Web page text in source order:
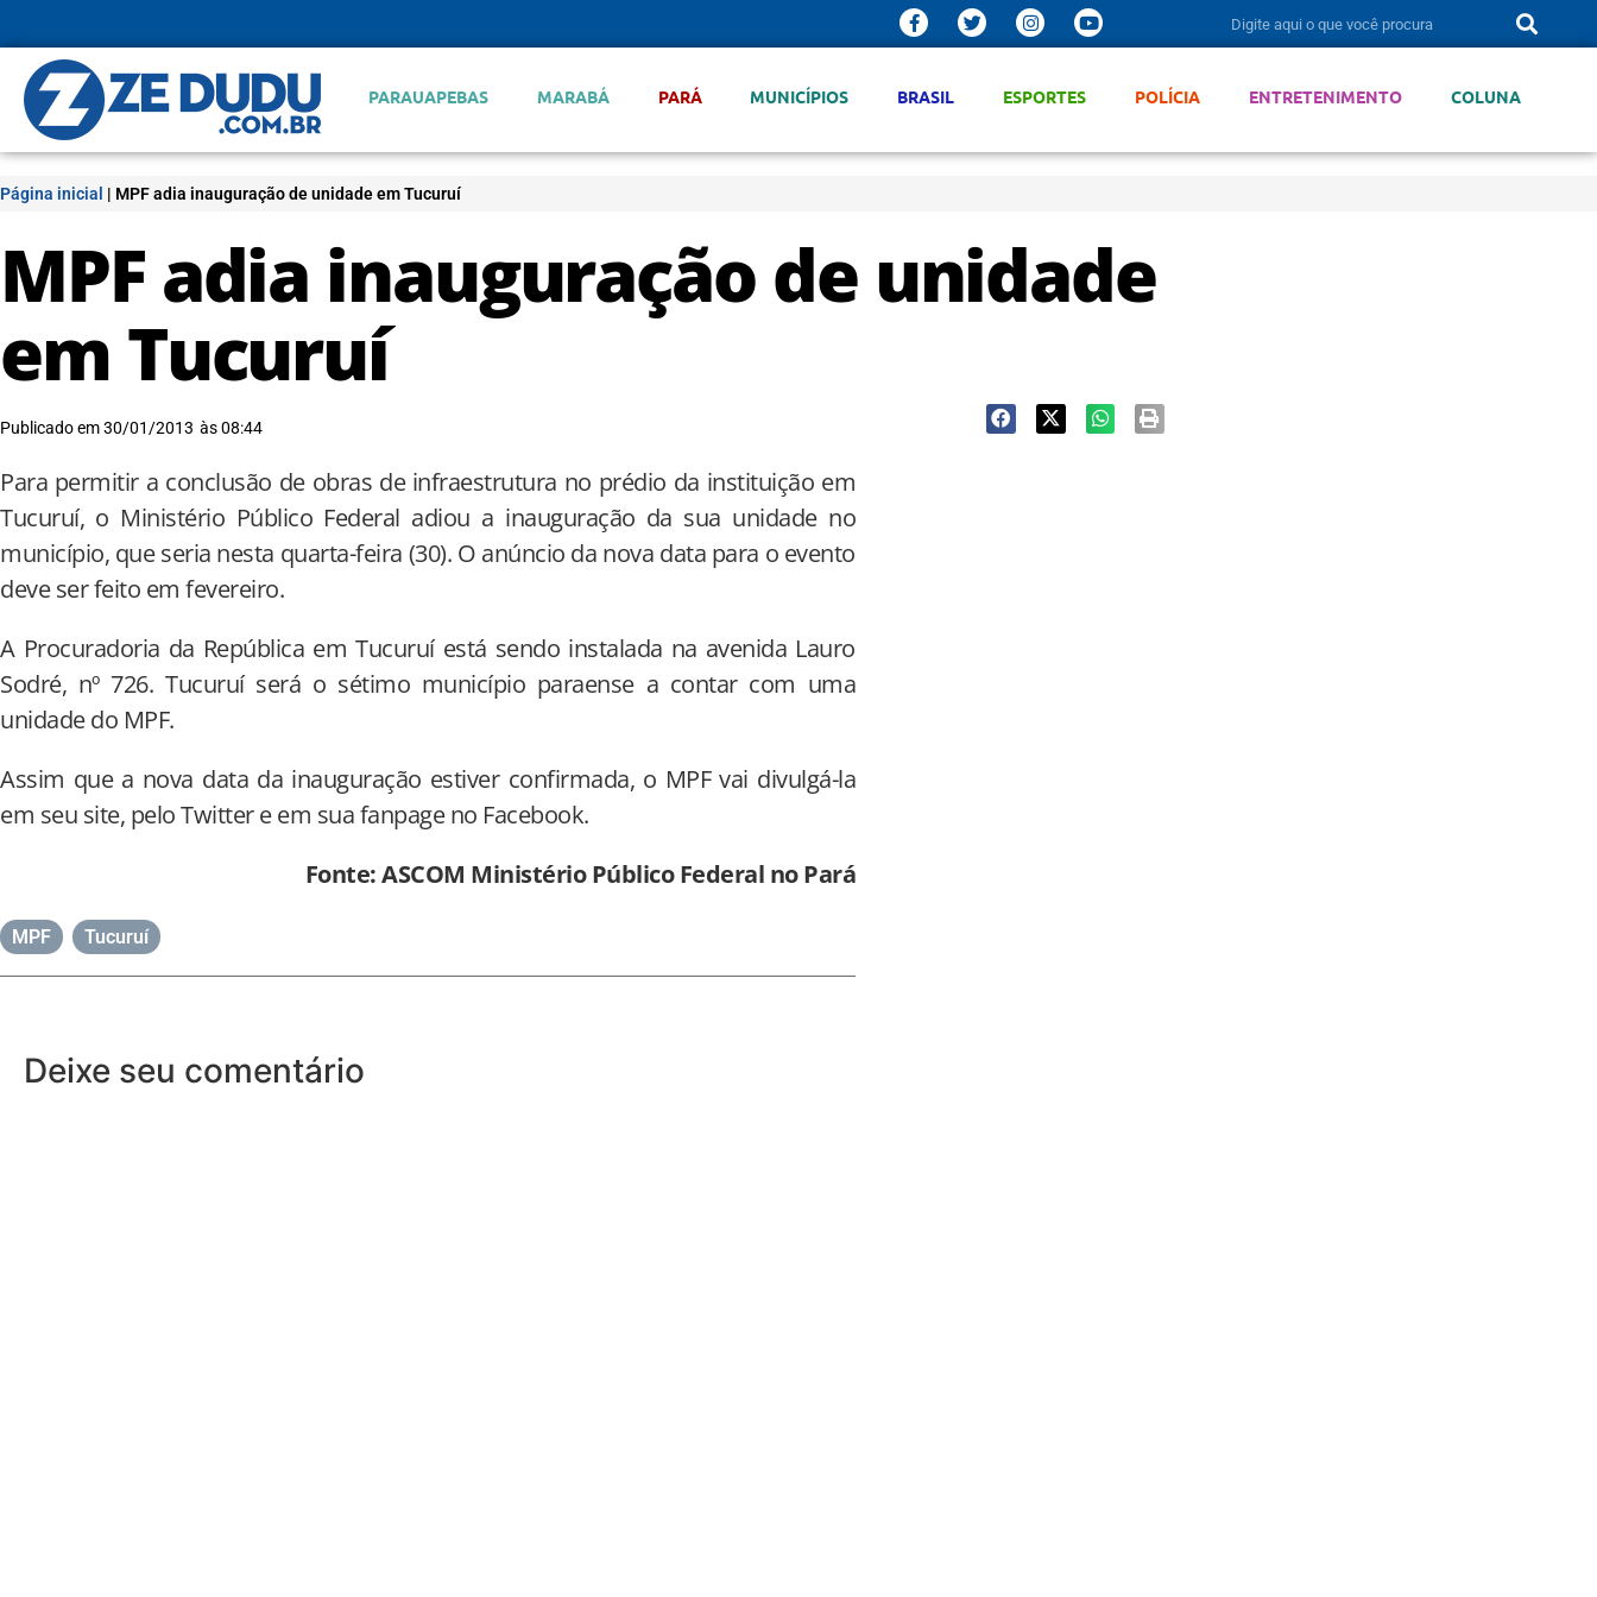
PARAUAPEBAS MARABÁ PARÁ MUNICÍPIOS BRASIL ESPORTES POLÍCIA ENTRETENIMENTO COLUNA
Página inicial | MPF adia inauguração de unidade em Tucuruí
MPF adia inauguração de unidade
em Tucuruí
Publicado em30/01/2013 às08:44
Para permitir a conclusão de obras de infraestrutura no prédio da instituição em
Tucuruí, o Ministério Público Federal adiou a inauguração da sua unidade no
município, que seria nesta quarta-feira (30). O anúncio da nova data para o evento
deve ser feito em fevereiro.
A Procuradoria da República em Tucuruí está sendo instalada na avenida Lauro
Sodré, nº 726. Tucuruí será o sétimo município paraense a contar com uma
unidade do MPF.
Assim que a nova data da inauguração estiver confirmada, o MPF vai divulgá-la
em seu site, pelo Twitter e em sua fanpage no Facebook.
Fonte: ASCOM Ministério Público Federal no Pará
MPF Tucuruí
Deixe seu comentário